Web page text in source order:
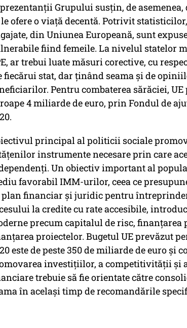
Grupului susțin, de
le ofere o viață decentă. Potrivit
din Uniunea Europeană, sunt
fiind femeile. La nivelul statelor
ar trebui luate măsuri corective, cu
fiecărui stat, dar ținând seama și de
Pentru combaterea sărăciei,
4 miliarde de euro, prin Fondul de
principal al politicii sociale
instrumente necesare prin care
Un obiectiv important al
favorabil IMM-urilor, ceea ce
plan financiar și juridic pentru
la credite cu rate accesibile,
precum capitalul de risc,
proiectelor. Bugetul UE prevăzut
este de peste 350 de miliarde de euro
investițiilor, a competitivității și
trebuie să fie orientate către
în același timp de recomandările